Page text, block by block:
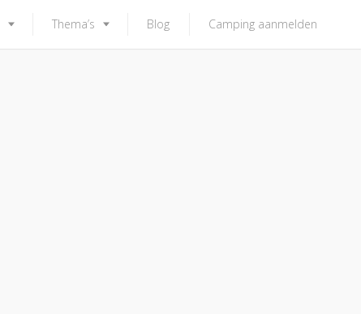
Thema’s Blog Camping aanmelden